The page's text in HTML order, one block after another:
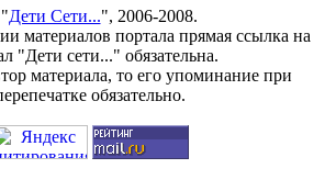
Дети Сети...", 2006-2008.
материалов портала прямая ссылка на
"Дети сети..." обязательна.
материала, то его упоминание при
обязательно.